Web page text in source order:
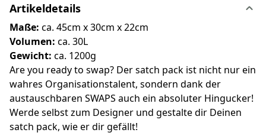
Artikeldetails
Maße: ca. 45cm x 30cm x 22cm
Volumen: ca. 30L
Gewicht: ca. 1200g
Are you ready to swap? Der satch pack ist nicht nur ein
wahres Organisationstalent, sondern dank der
austauschbaren SWAPS auch ein absoluter Hingucker!
Werde selbst zum Designer und gestalte dir Deinen
satch pack, wie er dir gefällt!